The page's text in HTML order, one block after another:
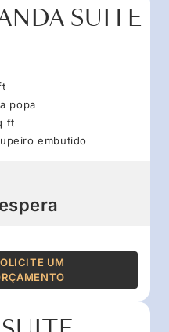
SUITE
popa
ft
embutido
UM